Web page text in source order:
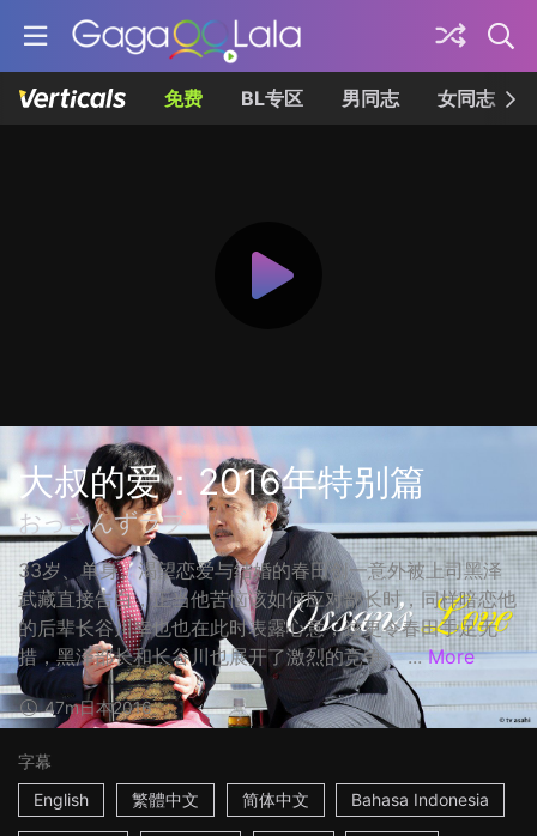
免费 BL专区 男同志 女同志
大叔的爱：2016年特别篇
おっさんずラブ
33岁、单身、渴望恋爱与结婚的春田创一意外被上司黑泽
武藏直接告白，正当他苦恼该如何应对部长时，同样暗恋他
的后辈长谷川幸也也在此时表露心意，这更令春田手足无
措，黑泽部长和长谷川也展开了激烈的竞争。 ... More
47m日本2016
字幕
English
繁體中文 简体中文 Bahasa Indonesia